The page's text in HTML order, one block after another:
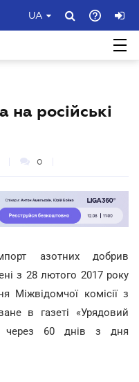
UA
на російські
0
азотних добрив
з 28 лютого 2017 року
Міжвідомчої комісії з
в газеті «Урядовий
через 60 днів з дня